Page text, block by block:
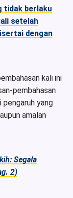
tidak berlaku
setelah
dengan
kali ini
pembahasan
yang
amalan
Segala
2)